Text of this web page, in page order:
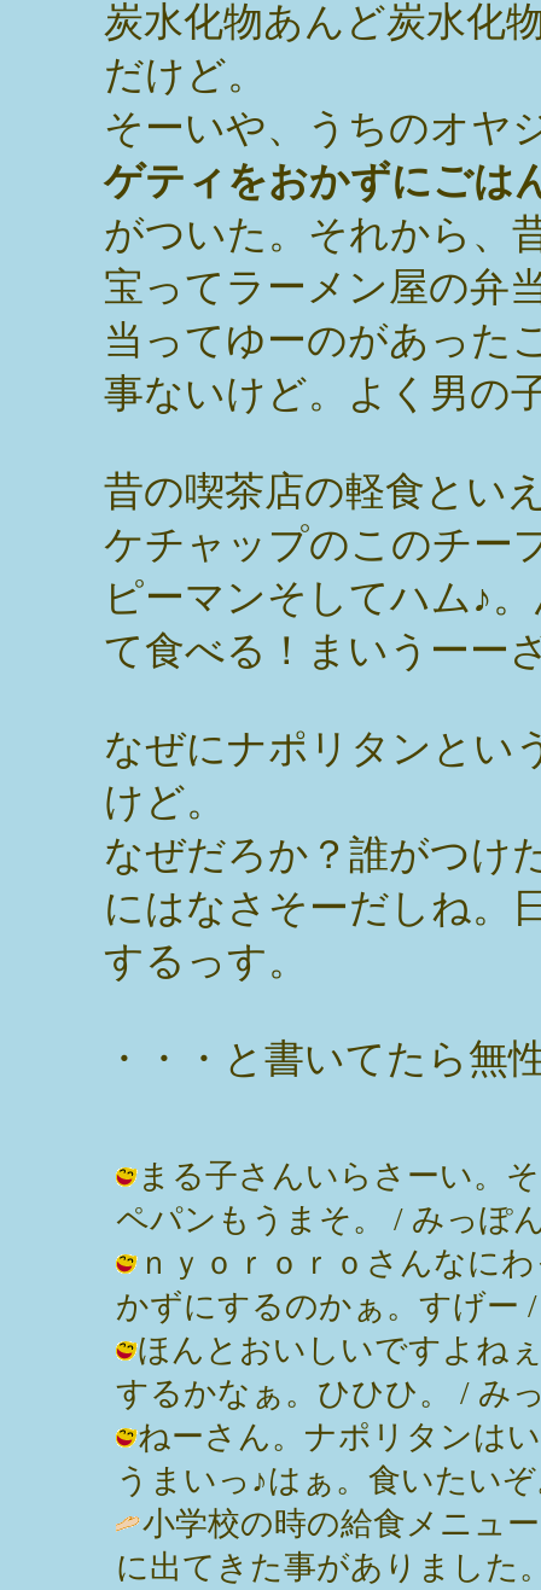
炭水化物あんど炭水化
だけど。
そーいや、うちのオヤ
ゲティをおかずにごは
がついた。それから、
宝ってラーメン屋の弁
当ってゆーのがあった
事ないけど。よく男の
昔の喫茶店の軽食とい
ケチャップのこのチー
ピーマンそしてハム♪
て食べる！まいうーー
なぜにナポリタンとい
けど。
なぜだろか？誰がつけ
にはなさそーだしね。
するっす。
・・・と書いてたら無
まる子さんいらさーい。
ペパンもうまそ。 / みっぽ
ｎｙｏｒｏｒｏさんなに
かずにするのかぁ。すげー
ほんとおいしいですよね
するかなぁ。ひひひ。 / み
ねーさん。ナポリタンは
うまいっ♪はぁ。食いたい
小学校の時の給食メニュ
に出てきた事がありました